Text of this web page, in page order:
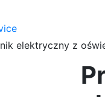
elektryczny z